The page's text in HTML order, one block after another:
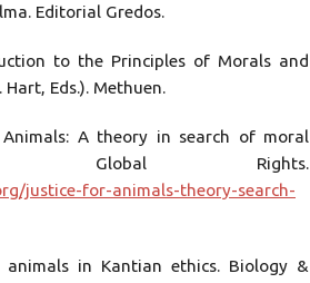
Editorial Gredos.
to the Principles of Morals and
Hart, Eds.). Methuen.
A theory in search of moral
Global Rights.
justice-for-animals-theory-search-
in Kantian ethics. Biology &